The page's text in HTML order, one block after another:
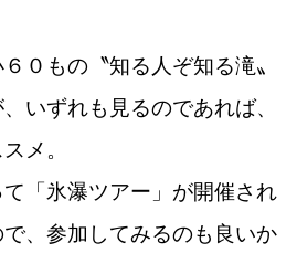
方に触れたい】
【まったり楽しみたい】
けたい】 札幌市
つけたい】
０もの〝知る人ぞ知る滝〟
いずれも見るのであれば、
メ。
「氷瀑ツアー」が開催され
、参加してみるのも良いか